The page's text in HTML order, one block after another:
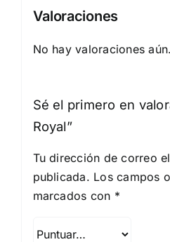
Valoraciones
No hay valoraciones aún.
Sé el primero en
Royal”
Tu dirección de correo
publicada. Los campos
marcados con *